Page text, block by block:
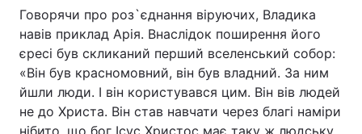
Говорячи про роз`єднання віруючих, Владика
навів приклад Арія. Внаслідок поширення його
єресі був скликаний перший вселенський собор:
«Він був красномовний, він був владний. За ним
йшли люди. І він користувався цим. Він вів людей
не до Христа. Він став навчати через благі наміри
нібито, що бог Ісус Христос має таку ж людську